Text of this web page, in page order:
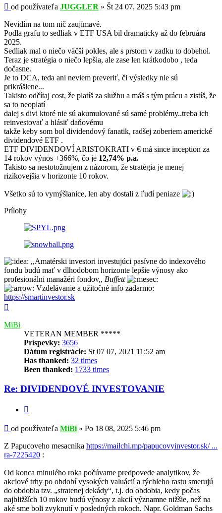
Príspevok
od používateľa JUGGLER » Št 24 07, 2025 5:43 pm
Nevidím na tom nič zaujímavé.
Podla grafu to sedliak v ETF USA bil dramaticky až do februára
2025.
Sedliak mal o niečo väčší pokles, ale s prstom v zadku to dobehol.
Teraz je stratégia o niečo lepšia, ale zase len krátkodobo , teda
dočasne.
Je to DCA, teda ani neviem preveriť, či výsledky nie sú
prikrášlene...
Takisto odčítaj cost, že platíš za službu a máš s tým prácu a zistíš, že
sa to neoplatí
dalej s divi ktoré nie sú akumulované sú samé problémy..treba ich
reinvestovať a hlásiť daňovému
takže keby som bol dividendový fanatik, radšej zoberiem americké
dividendové ETF .
ETF DIVIDENDOVÍ ARISTOKRATI v € má since inception za
14 rokov výnos +366%, čo je 12,74% p.a.
Takisto sa nestotožnujem z názorom, že stratégia je menej
rizikovejšia v horizonte 10 rokov.
Všetko sú to vymýšlanice, len aby dostali z ľudí peniaze
Prílohy
,,Amatérski investori investujúci pasívne do indexového
fondu budú mať v dlhodobom horizonte lepšie výnosy ako
profesionálni manažéri fondov,, Buffett
Vzdelávanie a užitočné info zadarmo:
https://smartinvestor.sk
MiBi
VETERAN MEMBER *****
Príspevky: 3656
Dátum registrácie: St 07 07, 2021 11:52 am
Has thanked: 32 times
Been thanked: 1733 times
Re: DIVIDENDOVÉ INVESTOVANIE
Príspevok
od používateľa MiBi » Po 18 08, 2025 5:46 pm
Z Papucoveho mesacnika https://mailchi.mp/papucovyinvestor.sk/ ...
ra-7225420 :
Od konca minulého roka počúvame predpovede analytikov, že
akciové trhy po období vysokých valuácií a rýchleho rastu smerujú
do obdobia tzv. „stratenej dekády“, t.j. do obdobia, kedy počas
najbližších 10 rokov budú výnosy z akcií významne nižšie, než na
aké sme boli zvyknutí v posledných rokoch. Napr. Goldman Sachs